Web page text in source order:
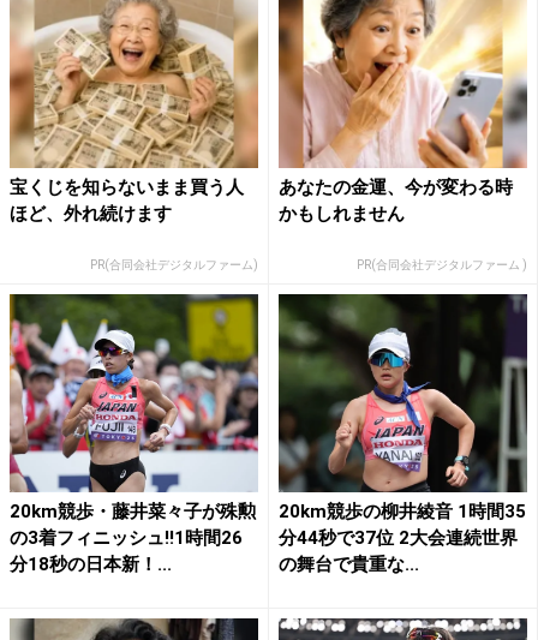
宝くじを知らないまま買う人
ほど、外れ続けます
PR(合同会社デジタルファーム)
あなたの金運、今が変わる時
かもしれません
PR(合同会社デジタルファーム )
20km競歩・藤井菜々子が殊勲
の3着フィニッシュ!!1時間26
分18秒の日本新！...
20km競歩の柳井綾音 1時間35
分44秒で37位 2大会連続世界
の舞台で貴重な...